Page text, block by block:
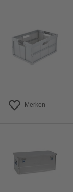
Merken